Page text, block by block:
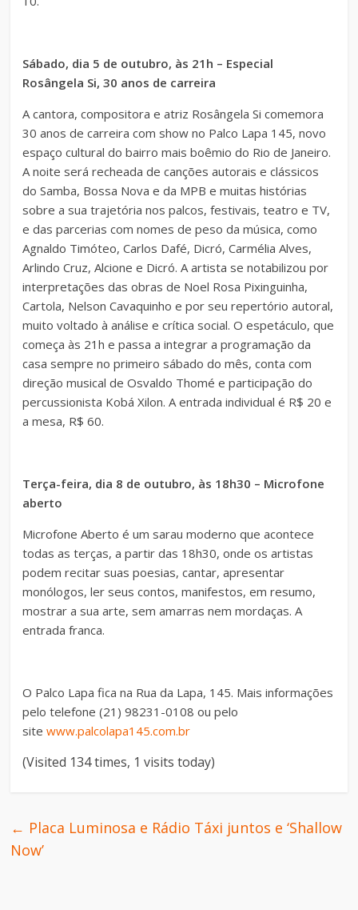
Sábado, dia 5 de outubro, às 21h – Especial
Rosângela Si, 30 anos de carreira
A cantora, compositora e atriz Rosângela Si comemora
30 anos de carreira com show no Palco Lapa 145, novo
espaço cultural do bairro mais boêmio do Rio de Janeiro.
A noite será recheada de canções autorais e clássicos
do Samba, Bossa Nova e da MPB e muitas histórias
sobre a sua trajetória nos palcos, festivais, teatro e TV,
e das parcerias com nomes de peso da música, como
Agnaldo Timóteo, Carlos Dafé, Dicró, Carmélia Alves,
Arlindo Cruz, Alcione e Dicró. A artista se notabilizou por
interpretações das obras de Noel Rosa Pixinguinha,
Cartola, Nelson Cavaquinho e por seu repertório autoral,
muito voltado à análise e crítica social. O espetáculo, que
começa às 21h e passa a integrar a programação da
casa sempre no primeiro sábado do mês, conta com
direção musical de Osvaldo Thomé e participação do
percussionista Kobá Xilon. A entrada individual é R$ 20 e
a mesa, R$ 60.
Terça-feira, dia 8 de outubro, às 18h30 – Microfone
aberto
Microfone Aberto é um sarau moderno que acontece
todas as terças, a partir das 18h30, onde os artistas
podem recitar suas poesias, cantar, apresentar
monólogos, ler seus contos, manifestos, em resumo,
mostrar a sua arte, sem amarras nem mordaças. A
entrada franca.
O Palco Lapa fica na Rua da Lapa, 145. Mais informações
pelo telefone (21) 98231-0108 ou pelo
sitewww.palcolapa145.com.br
(Visited 134 times, 1 visits today)
← Placa Luminosa e Rádio Táxi juntos e ‘Shallow
Now’